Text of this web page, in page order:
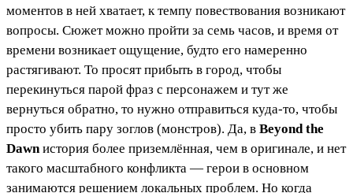
моментов в ней хватает, к темпу повествования возникают
вопросы. Сюжет можно пройти за семь часов, и время от
времени возникает ощущение, будто его намеренно
растягивают. То просят прибыть в город, чтобы
перекинуться парой фраз с персонажем и тут же
вернуться обратно, то нужно отправиться куда-то, чтобы
просто убить пару зоглов (монстров). Да, в Beyond the
Dawnистория более приземлённая, чем в оригинале, и нет
такого масштабного конфликта — герои в основном
занимаются решением локальных проблем. Но когда